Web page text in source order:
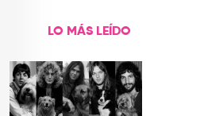
LO MÁS LEÍDO